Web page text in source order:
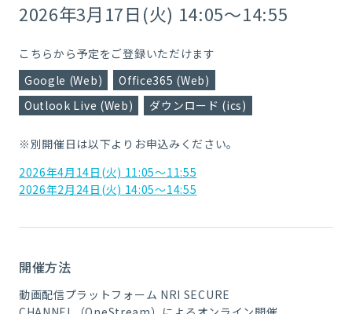
2026年3月17日(火) 14:05～14:55
こちらから予定をご登録いただけます
Google (Web)
Office365 (Web)
Outlook Live (Web)
ダウンロード (ics)
※別開催日は以下よりお申込みください。
2026年4月14日(火) 11:05～11:55
2026年2月24日(火) 14:05～14:55
開催方法
動画配信プラットフォーム NRI SECURE